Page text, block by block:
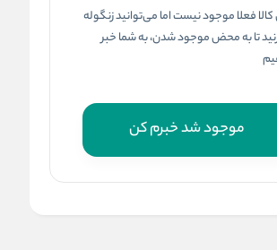
کالا فعلا موجود نیست اما می‌توانید زنگوله
تا به محض موجود شدن، به شما خبر
موجود شد خبرم کن